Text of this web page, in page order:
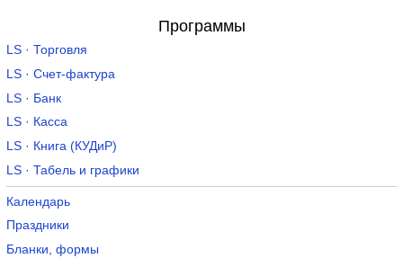
Программы
LS · Торговля
LS · Счет-фактура
LS · Банк
LS · Касса
LS · Книга (КУДиР)
LS · Табель и графики
Календарь
Праздники
Бланки, формы